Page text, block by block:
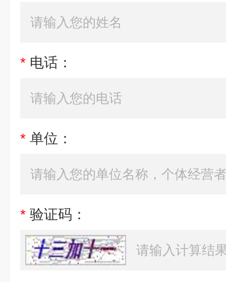
* 电话：
* 单位：
* 验证码：